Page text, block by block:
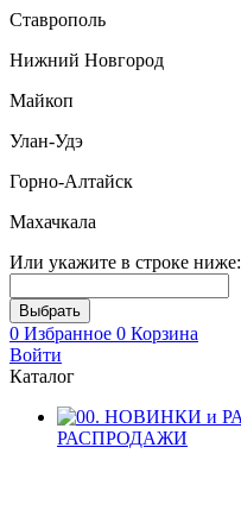
Ставрополь
Нижний Новгород
Майкоп
Улан-Удэ
Горно-Алтайск
Махачкала
Или укажите в строке ниже:
0 Избранное 0 Корзина
Войти
Каталог
РАСПРОДАЖИ